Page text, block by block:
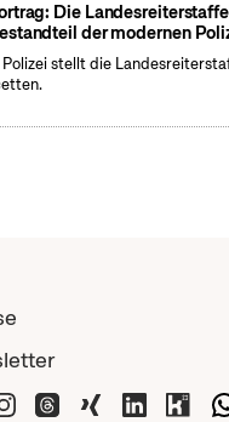
Die
der modernen
Polizei stellt die